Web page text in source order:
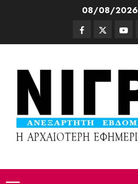
08/08/2026